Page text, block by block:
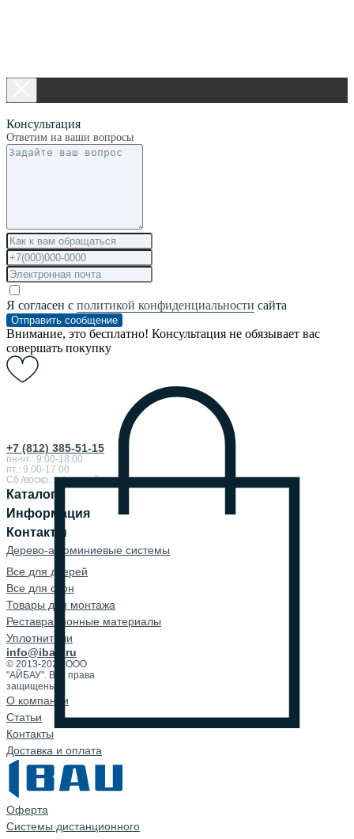
+7 (812) 385-51-15
пн-чт.: 9:00-18:00
пт.: 9.00-17.00
Сб./воскр.: выходной
Каталог
Информация
Контакты
Дерево-алюминиевые системы
Все для дверей
Все для окон
Товары для монтажа
Реставрационные материалы
Уплотнители
info@ibau.ru
© 2013-2026 ООО
"АЙБАУ". Все права
защищены.
О компании
Cтатьи
Контакты
Доставка и оплата
Оферта
Системы дистанционного
Консультация
Ответим на ваши вопросы
Я согласен с политикой конфиденциальности сайта
Отправить сообщение
Внимание, это бесплатно! Консультация не обязывает вас
совершать покупку